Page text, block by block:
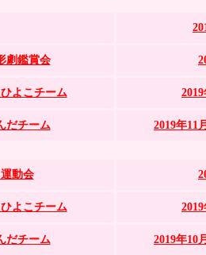
劇鑑賞会
よこチーム
だチーム 2019年11
動会
よこチーム
だチーム 2019年10